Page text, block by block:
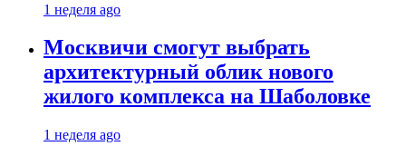
1 неделя ago
Москвичи смогут выбрать
архитектурный облик нового
жилого комплекса на Шаболовке
1 неделя ago